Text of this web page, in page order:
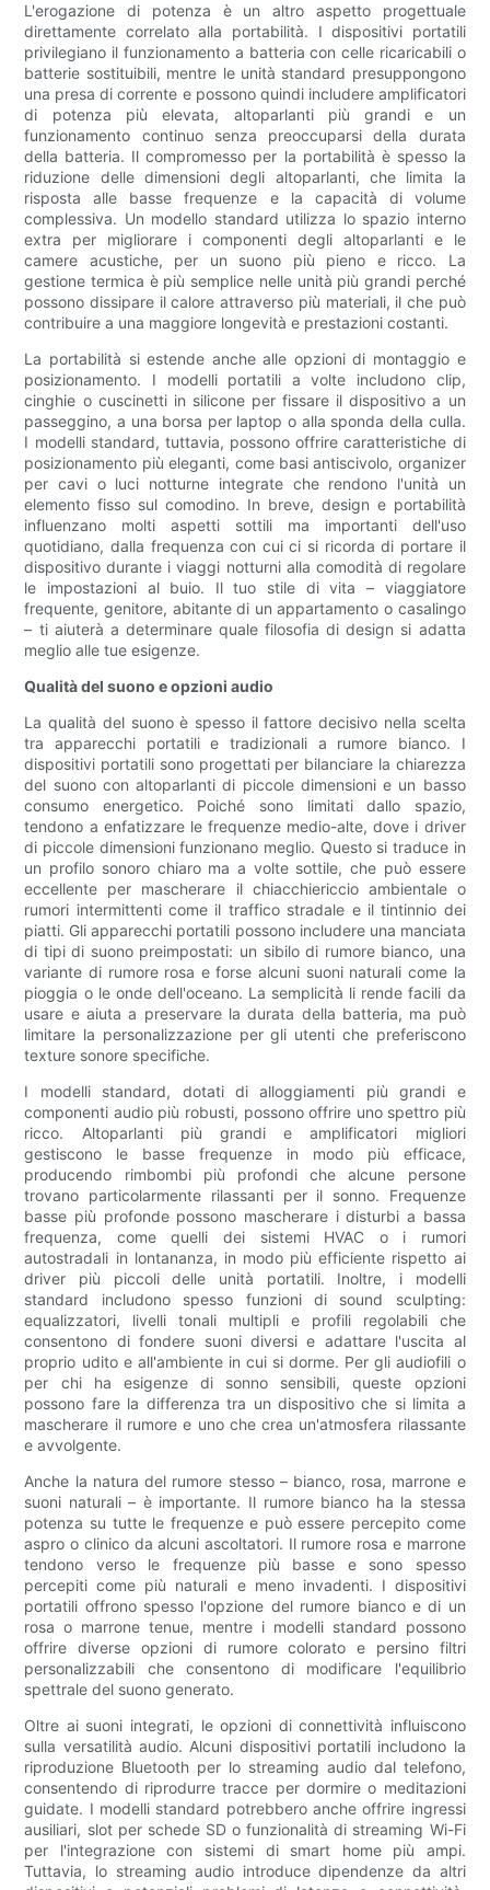
L'erogazione di potenza è un altro aspetto progettuale
direttamente correlato alla portabilità. I ​​dispositivi portatili
privilegiano il funzionamento a batteria con celle ricaricabili o
batterie sostituibili, mentre le unità standard presuppongono
una presa di corrente e possono quindi includere amplificatori
di potenza più elevata, altoparlanti più grandi e un
funzionamento continuo senza preoccuparsi della durata
della batteria. Il compromesso per la portabilità è spesso la
riduzione delle dimensioni degli altoparlanti, che limita la
risposta alle basse frequenze e la capacità di volume
complessiva. Un modello standard utilizza lo spazio interno
extra per migliorare i componenti degli altoparlanti e le
camere acustiche, per un suono più pieno e ricco. La
gestione termica è più semplice nelle unità più grandi perché
possono dissipare il calore attraverso più materiali, il che può
contribuire a una maggiore longevità e prestazioni costanti.
La portabilità si estende anche alle opzioni di montaggio e
posizionamento. I modelli portatili a volte includono clip,
cinghie o cuscinetti in silicone per fissare il dispositivo a un
passeggino, a una borsa per laptop o alla sponda della culla.
I modelli standard, tuttavia, possono offrire caratteristiche di
posizionamento più eleganti, come basi antiscivolo, organizer
per cavi o luci notturne integrate che rendono l'unità un
elemento fisso sul comodino. In breve, design e portabilità
influenzano molti aspetti sottili ma importanti dell'uso
quotidiano, dalla frequenza con cui ci si ricorda di portare il
dispositivo durante i viaggi notturni alla comodità di regolare
le impostazioni al buio. Il tuo stile di vita – viaggiatore
frequente, genitore, abitante di un appartamento o casalingo
– ti aiuterà a determinare quale filosofia di design si adatta
meglio alle tue esigenze.
Qualità del suono e opzioni audio
La qualità del suono è spesso il fattore decisivo nella scelta
tra apparecchi portatili e tradizionali a rumore bianco. I
dispositivi portatili sono progettati per bilanciare la chiarezza
del suono con altoparlanti di piccole dimensioni e un basso
consumo energetico. Poiché sono limitati dallo spazio,
tendono a enfatizzare le frequenze medio-alte, dove i driver
di piccole dimensioni funzionano meglio. Questo si traduce in
un profilo sonoro chiaro ma a volte sottile, che può essere
eccellente per mascherare il chiacchiericcio ambientale o
rumori intermittenti come il traffico stradale e il tintinnio dei
piatti. Gli apparecchi portatili possono includere una manciata
di tipi di suono preimpostati: un sibilo di rumore bianco, una
variante di rumore rosa e forse alcuni suoni naturali come la
pioggia o le onde dell'oceano. La semplicità li rende facili da
usare e aiuta a preservare la durata della batteria, ma può
limitare la personalizzazione per gli utenti che preferiscono
texture sonore specifiche.
I modelli standard, dotati di alloggiamenti più grandi e
componenti audio più robusti, possono offrire uno spettro più
ricco. Altoparlanti più grandi e amplificatori migliori
gestiscono le basse frequenze in modo più efficace,
producendo rimbombi più profondi che alcune persone
trovano particolarmente rilassanti per il sonno. Frequenze
basse più profonde possono mascherare i disturbi a bassa
frequenza, come quelli dei sistemi HVAC o i rumori
autostradali in lontananza, in modo più efficiente rispetto ai
driver più piccoli delle unità portatili. Inoltre, i modelli
standard includono spesso funzioni di sound sculpting:
equalizzatori, livelli tonali multipli e profili regolabili che
consentono di fondere suoni diversi e adattare l'uscita al
proprio udito e all'ambiente in cui si dorme. Per gli audiofili o
per chi ha esigenze di sonno sensibili, queste opzioni
possono fare la differenza tra un dispositivo che si limita a
mascherare il rumore e uno che crea un'atmosfera rilassante
e avvolgente.
Anche la natura del rumore stesso – bianco, rosa, marrone e
suoni naturali – è importante. Il rumore bianco ha la stessa
potenza su tutte le frequenze e può essere percepito come
aspro o clinico da alcuni ascoltatori. Il rumore rosa e marrone
tendono verso le frequenze più basse e sono spesso
percepiti come più naturali e meno invadenti. I dispositivi
portatili offrono spesso l'opzione del rumore bianco e di un
rosa o marrone tenue, mentre i modelli standard possono
offrire diverse opzioni di rumore colorato e persino filtri
personalizzabili che consentono di modificare l'equilibrio
spettrale del suono generato.
Oltre ai suoni integrati, le opzioni di connettività influiscono
sulla versatilità audio. Alcuni dispositivi portatili includono la
riproduzione Bluetooth per lo streaming audio dal telefono,
consentendo di riprodurre tracce per dormire o meditazioni
guidate. I modelli standard potrebbero anche offrire ingressi
ausiliari, slot per schede SD o funzionalità di streaming Wi-Fi
per l'integrazione con sistemi di smart home più ampi.
Tuttavia, lo streaming audio introduce dipendenze da altri